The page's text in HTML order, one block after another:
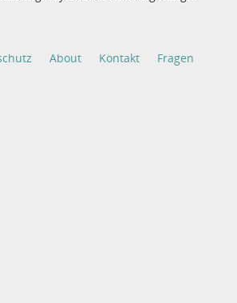
About Kontakt Fragen